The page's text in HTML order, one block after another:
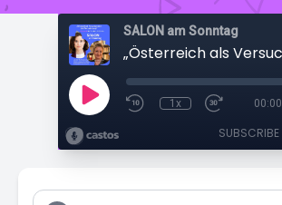
SALON am Sonntag
1x 00:00
SUBSCRIBE